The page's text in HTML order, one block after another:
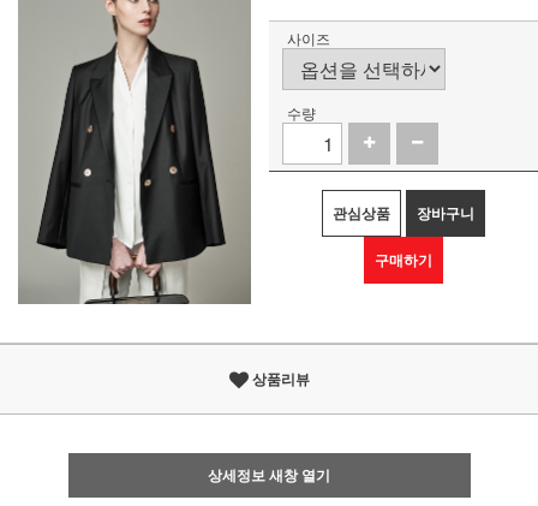
사이즈
수량
관심상품 장바구니
구매하기
상품리뷰
상세정보 새창 열기